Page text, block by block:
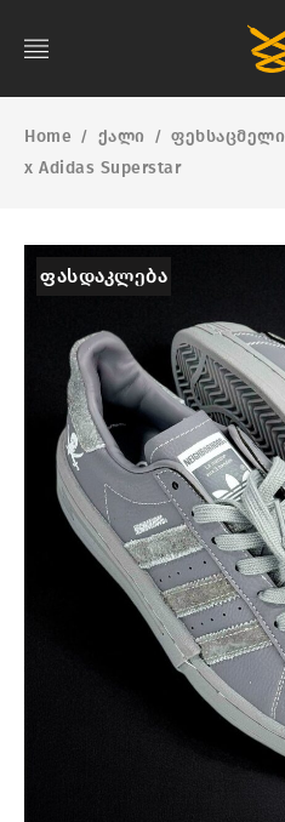
Home / ქალი / ფეხსაცმელი
x Adidas Superstar
ᲤᲐᲡᲓᲐᲙᲚᲔᲑᲐ